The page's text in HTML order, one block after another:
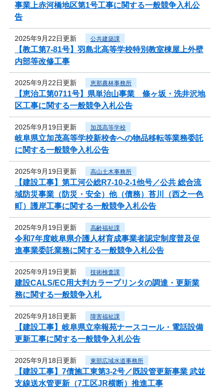
事業上赤河橋地区第1号工事に関する一般競争入札公
告
2025年9月22日更新 公共建築課
【教工第7-81号】羽島北高等学校特別教室棟屋上外壁
内部等改修工事
2025年9月22日更新 恵那農林事務所
【恵治工第0711号】県単治山事業 條ヶ坂・洗井沢地
区工事に関する一般競争入札公告
2025年9月19日更新 加茂高等学校
岐阜県立加茂高等学校新校舎への物品移転等業務委託
に関する一般競争入札公告
2025年9月19日更新 高山土木事務所
【建設工事】第工河公総R7-10-2-1他号／公共 総合流
域防災事業（防災・安全）他（債務）苔川（西之一色
町）護岸工事に関する一般競争入札公告
2025年9月19日更新 高齢福祉課
令和7年度岐阜県介護人材育成事業者認定制度普及促
進事業委託業務に関する一般競争入札公告
2025年9月19日更新 技術検査課
建設CALS/EC用大判カラープリンタの調達・更新業
務に関する一般競争入札
2025年9月18日更新 障害福祉課
【建設工事】岐阜県立幸報苑ナースコール・電話設備
更新工事に関する一般競争入札公告
2025年9月18日更新 東部広域水道事務所
【建設工事】7債施工東第3-2号／既設管更新事業 武並
支線送水管更新（7工区JR横断）推進工事